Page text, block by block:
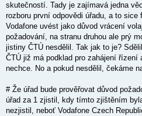
skutečností. Tady je zajímavá jedna
rozboru první odpovědi úřadu, a to sice
Vodafone uvést jako důvod vrácení
požadování, na stranu druhou ale prý
jistiny ČTÚ nesdělil. Tak jak to je?
ČTÚ již má podklad pro zahájení řízení
nechce. No a pokud nesdělil, čekáme
# Že úřad bude prověřovat důvod
úřad za 1 zjistil, kdy tímto zjištěním
nezjistil, neboť Vodafone Czech